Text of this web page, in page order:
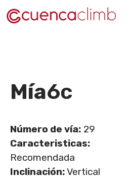
Saltar
al
Mía6c
Número de vía: 29
Caracteristicas:
Recomendada
Inclinación:Vertical